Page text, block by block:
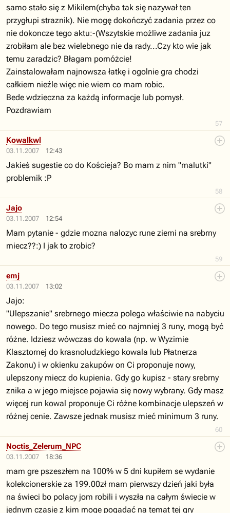
57
samo stało się z Mikilem(chyba tak się nazywał ten
przygłupi straznik). Nie mogę dokończyć zadania przez co
nie dokoncze tego aktu:-(Wszytskie możliwe zadania juz
zrobiłam ale bez wielebnego nie da rady...Czy kto wie jak
temu zaradzic? Błagam pomóżcie!
Zainstalowałam najnowsza łatkę i ogolnie gra chodzi
całkiem nieźle więc nie wiem co mam robic.
Bede wdzieczna za każdą informacje lub pomysł.
Pozdrawiam
03.11.2007 12:43
58
Kowalkwl
Jakieś sugestie co do Kościeja? Bo mam z nim "malutki"
problemik :P
03.11.2007 12:54
59
Jajo
Mam pytanie - gdzie mozna nalozyc rune ziemi na srebrny
miecz??:) I jak to zrobic?
03.11.2007 13:02
60
emj
Jajo:
"Ulepszanie" srebrnego miecza polega właściwie na nabyciu
nowego. Do tego musisz mieć co najmniej 3 runy, mogą być
różne. Idziesz wówczas do kowala (np. w Wyzimie
Klasztornej do krasnoludzkiego kowala lub Płatnerza
Zakonu) i w okienku zakupów on Ci proponuje nowy,
ulepszony miecz do kupienia. Gdy go kupisz - stary srebrny
znika a w jego miejsce pojawia się nowy wybrany. Gdy masz
więcej run kowal proponuje Ci różne kombinacje ulepszeń w
różnej cenie. Zawsze jednak musisz mieć minimum 3 runy.
03.11.2007 18:36
Noctis_Zelerum_NPC
mam gre pszeszłem na 100% w 5 dni kupiłem se wydanie
kolekcionerskie za 199.00zł mam pierwszy dzień jaki była
na świeci bo polacy jom robili i wyszła na całym świecie w
jednym czasie z kim moge pogadać na temat tej gry